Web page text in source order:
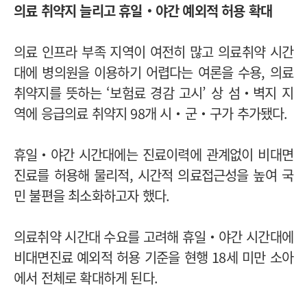
의료 취약지 늘리고 휴일‧야간 예외적 허용 확대
의료 인프라 부족 지역이 여전히 많고 의료취약 시간
대에 병의원을 이용하기 어렵다는 여론을 수용, 의료
취약지를 뜻하는 ‘보험료 경감 고시’ 상 섬‧벽지 지
역에 응급의료 취약지 98개 시‧군‧구가 추가됐다.
휴일‧야간 시간대에는 진료이력에 관계없이 비대면
진료를 허용해 물리적, 시간적 의료접근성을 높여 국
민 불편을 최소화하고자 했다.
의료취약 시간대 수요를 고려해 휴일‧야간 시간대에
비대면진료 예외적 허용 기준을 현행 18세 미만 소아
에서 전체로 확대하게 된다.